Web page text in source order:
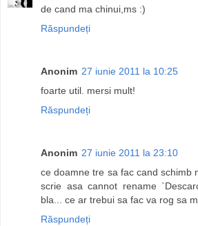
de cand ma chinui,ms :)
Răspundeți
Anonim 27 iunie 2011 la 10:25
foarte util. mersi mult!
Răspundeți
Anonim 27 iunie 2011 la 23:10
ce doamne tre sa fac cand schimb
scrie asa cannot rename
bla... ce ar trebui sa fac va rog sa
Răspundeți